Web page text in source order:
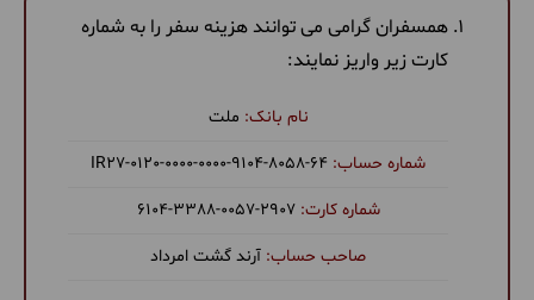
همسفران گرامی می توانند هزینه سفر را به شماره
کارت زیر واریز نمایند:
ملت
‎IR27-0120-0000-0000-9104-8058-64
6104-3388-0057-2907
آرند گشت امرداد